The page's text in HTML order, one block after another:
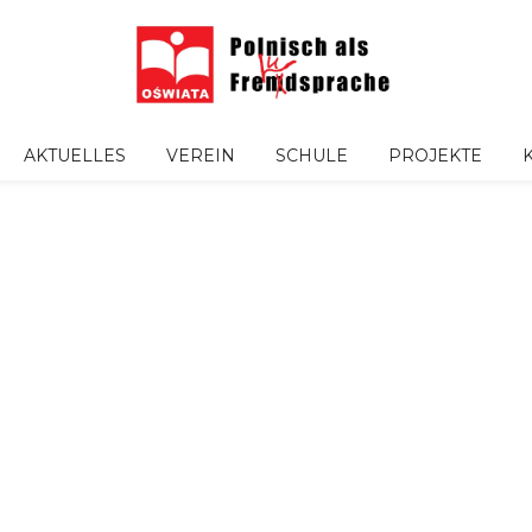
AKTUELLES VEREIN SCHULE PROJEKTE